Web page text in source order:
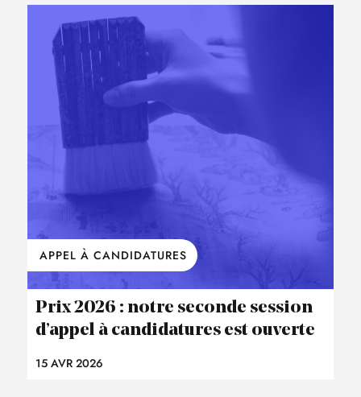
APPEL À CANDIDATURES
Prix 2026 : notre seconde session
d’appel à candidatures est ouverte
15 AVR 2026